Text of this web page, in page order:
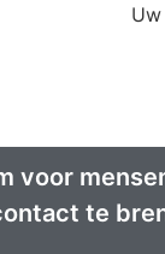
voor
te